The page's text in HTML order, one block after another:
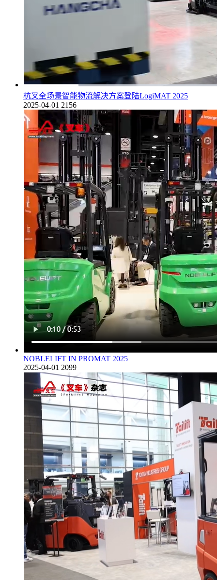
杭叉全场景智能物流解决方案登陆LogiMAT 2025
2025-04-01 2156
NOBLELIFT IN PROMAT 2025
2025-04-01 2099